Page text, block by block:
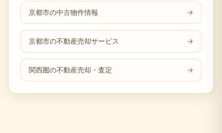
京都市の中古物件情報 →
京都市の不動産売却サービス →
関西圏の不動産売却・査定 →